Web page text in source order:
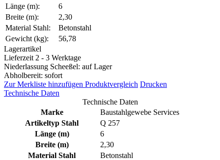
Länge (m):
6
Breite (m):
2,30
Material Stahl:
Betonstahl
Gewicht (kg):
56,78
Lagerartikel
Lieferzeit 2 - 3 Werktage
Niederlassung Scheeßel: auf Lager
Abholbereit: sofort
Zur Merkliste hinzufügen Produktvergleich Drucken
Technische Daten
Technische Daten
Marke
Baustahlgewebe Services
Artikeltyp Stahl
Q 257
Länge (m)
6
Breite (m)
2,30
Material Stahl
Betonstahl